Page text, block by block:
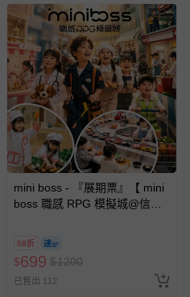
mini boss - 『展期票』【 mini
boss 職感 RPG 模擬城@信義
期作廢) (兒童票(2歲以上)贈一
名陪伴成人)
58折
$699 $1200
已售出 112